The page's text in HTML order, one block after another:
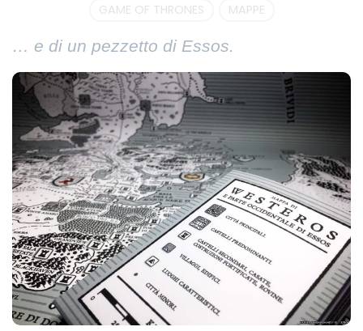
GAME OF THRONES
MAPPE
… e di un pezzetto di Essos.